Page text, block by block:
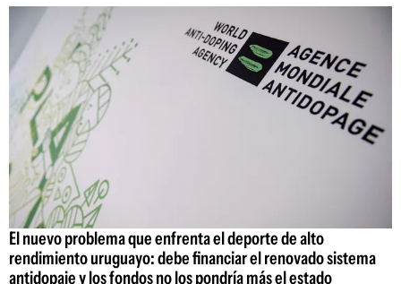
El nuevo problema que enfrenta el deporte de alto
rendimiento uruguayo: debe financiar el renovado sistema
antidopaje y los fondos no los pondría más el estado